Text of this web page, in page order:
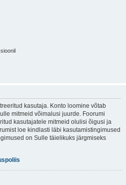
kasutaja. Konto loomine võtab
mitmeid võimalusi juurde. Foorumi
kasutajatele mitmeid olulisi õigusi ja
loe kindlasti läbi kasutamistingimused
on Sulle täielikuks järgmiseks